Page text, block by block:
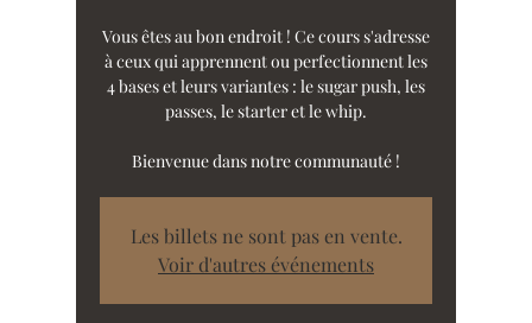
Vous êtes au bon endroit ! Ce cours s'adresse
à ceux qui apprennent ou perfectionnent les
4 bases et leurs variantes : le sugar push, les
passes, le starter et le whip.
Bienvenue dans notre communauté !
Les billets ne sont pas en vente.
Voir d'autres événements